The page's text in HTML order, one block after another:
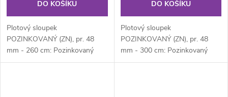
DO KOŠÍKU
Plotový sloupek
POZINKOVANÝ (ZN), pr. 48
mm - 260 cm: Pozinkovaný
kulatý plotový sloupek průměru
DO KOŠÍKU
Plotový sloupek
POZINKOVANÝ (ZN), pr. 48
mm - 300 cm: Pozinkovaný
kulatý plotový sloupek průměru